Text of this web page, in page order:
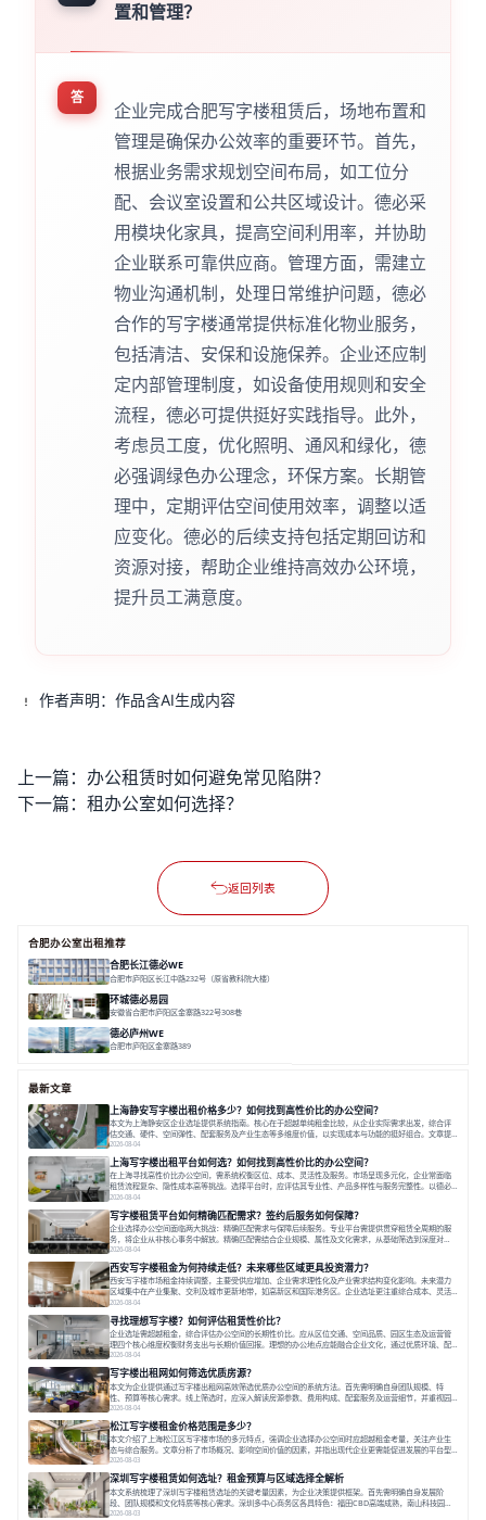
置和管理？
答
企业完成合肥写字楼租赁后，场地布置和
管理是确保办公效率的重要环节。首先，
根据业务需求规划空间布局，如工位分
配、会议室设置和公共区域设计。德必采
用模块化家具，提高空间利用率，并协助
企业联系可靠供应商。管理方面，需建立
物业沟通机制，处理日常维护问题，德必
合作的写字楼通常提供标准化物业服务，
包括清洁、安保和设施保养。企业还应制
定内部管理制度，如设备使用规则和安全
流程，德必可提供挺好实践指导。此外，
考虑员工度，优化照明、通风和绿化，德
必强调绿色办公理念，环保方案。长期管
理中，定期评估空间使用效率，调整以适
应变化。德必的后续支持包括定期回访和
资源对接，帮助企业维持高效办公环境，
提升员工满意度。
作者声明：作品含AI生成内容
上一篇： 办公租赁时如何避免常见陷阱？
下一篇： 租办公室如何选择？
返回列表
合肥办公室出租推荐
合肥长江德必WE
合肥市庐阳区长江中路232号（原省教科院大楼）
环城德必易园
安徽省合肥市庐阳区金寨路322号308巷
德必庐州WE
合肥市庐阳区金寨路389
最新文章
上海静安写字楼出租价格多少？如何找到高性价比的办公空间？
本文为上海静安区企业选址提供系统指南。核心在于超越单纯租金比较，从企业实际需求出发，综合评
估交通、硬件、空间弹性、配套服务及产业生态等多维度价值，以实现成本与功能的挺好组合。文章提
出打破固定工位思维，采用精装灵活空间与共享配套以提升性价比，并通过不同规模企业的实际案例加
以说明。之后指出，专业运营服务商提供的稳定环境、社群活动与产业集聚等增值服务，是很大化空间
价值、助力企业成长的关键。对于许多在
2026-08-04
上海写字楼出租平台如何选？如何找到高性价比的办公空间？
在上海寻找高性价比办公空间，需系统权衡区位、成本、灵活性及服务。市场呈现多元化，企业常面临
租赁流程复杂、隐性成本高等挑战。选择平台时，应评估其专业性、产品多样性与服务完整性。以德必
为例，其提供从空间到生态的解决方案，通过特色园区、灵活产品和丰富配套，满足不同企业需求。企
业应明确自身需求，实地考察，选择能支持长期发展、提升竞争力的办公空间。在上海寻找合适的办公
空间，对于企业行政负责人、中小企业主
2026-08-04
写字楼租赁平台如何精确匹配需求？签约后服务如何保障？
企业选择办公空间面临两大挑战：精确匹配需求与保障后续服务。专业平台需提供贯穿租赁全周期的服
务，将企业从非核心事务中解放。精确匹配需结合企业规模、属性及文化需求，从基础筛选到深度对
接；签约后则需构建覆盖硬件运维、共享配套及专业物业的全周期保障体系。德必集团通过标准化服务
与个性化运营结合，以全国布局和产业生态圈为企业提供稳定支持，体现了从信息撮合到深度服务的能
力转变。在为企业寻找办公空间的过程中，
2026-08-04
西安写字楼租金为何持续走低？未来哪些区域更具投资潜力？
西安写字楼市场租金持续调整，主要受供应增加、企业需求理性化及产业需求结构变化影响。未来潜力
区域集中在产业集聚、交利及城市更新地带，如高新区和国际港务区。企业选址更注重综合成本、灵活
性与员工体验，倾向于提供全包式服务的办公空间。专业运营方通过空间优化与社群服务，助力企业成
长，推动市场向多元化、高性价比方向发展。近年来，西安写字楼市场呈现出租金持续调整的态势，这
一现象引发了的广泛关注。作为西部重要
2026-08-04
寻找理想写字楼？如何评估租赁性价比？
企业选址需超越租金，综合评估办公空间的长期性价比。应从区位交通、空间品质、园区生态及运营管
理四个核心维度权衡财务支出与长期价值回报。理想的办公地点应能融合企业文化，通过优质环境、配
套服务及社群资源赋能业务增长，实现成本与价值的平衡。对于许多正在成长或寻求稳定发展的企业而
言，寻找一处合适的办公空间是一项至关重要的决策。这不仅关系到团队的日常工作效率与协作氛围，
更直接影响着企业的品牌形象、运营成本
2026-08-04
写字楼出租网如何筛选优质房源？
本文为企业提供通过写字楼出租网高效筛选优质办公空间的系统方法。首先需明确自身团队规模、特
性、预算等核心需求。线上筛选时，应深入解读房源参数、费用构成、配套服务及运营细节，并重视园
区产业生态与交通区位价值。同时，需考察运营方的品牌背景与持续服务能力。完成线上初选后，必须
进行线下实地验证，核对空间实景、测试设施、感受园区氛围并确认合同条款，从而做出精确决策。在
数字化时代，写字楼出租网已成为企业寻找
2026-08-04
松江写字楼租金价格范围是多少？
本文介绍了上海松江区写字楼市场的多元特点，强调企业选择办公空间时应超越租金考量，关注产业生
态与综合服务。文章分析了市场概况、影响空间价值的因素，并指出现代企业更需能促进发展的平台型
空间。之后，以德必集团为例，说明运营方如何通过构建服务生态助力企业成长，建议企业系统评估需
求与长期价值，选择匹配的发展载体。对于许多寻求在上海松江区设立或扩展办公空间的企业而言，了
解该区域的写字楼市场概况是决策的首先
2026-08-03
深圳写字楼租赁如何选址？租金预算与区域选择全解析
本文系统梳理了深圳写字楼租赁选址的关键考量因素，为企业决策提供框架。首先需明确自身发展阶
段、团队规模和文化特质等核心需求。深圳多中心商务区各具特色：福田CBD高端成熟，南山科技园创
新活力强，前海具政策优势。除传统写字楼外，创意产业园注重生态与社群，适合文创、科技类企业。
2026-08-03